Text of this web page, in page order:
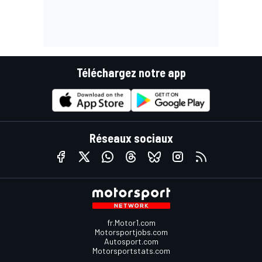
Téléchargez notre app
Réseaux sociaux
fr.Motor1.com
Motorsportjobs.com
Autosport.com
Motorsportstats.com